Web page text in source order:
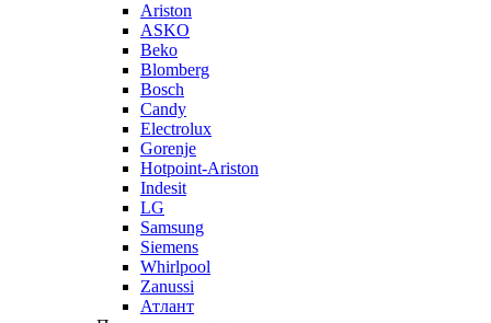
Ariston
ASKO
Beko
Blomberg
Bosch
Candy
Electrolux
Gorenje
Hotpoint-Ariston
Indesit
LG
Samsung
Siemens
Whirlpool
Zanussi
Атлант